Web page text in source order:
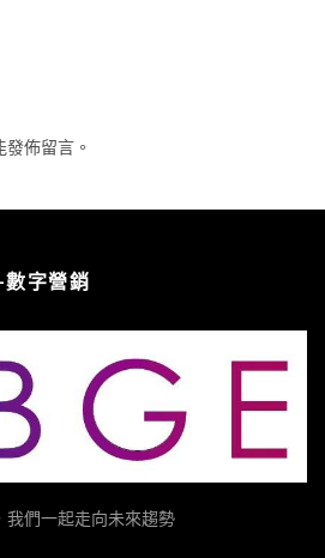
發佈留言。
數字營銷
我們一起走向未來趨勢